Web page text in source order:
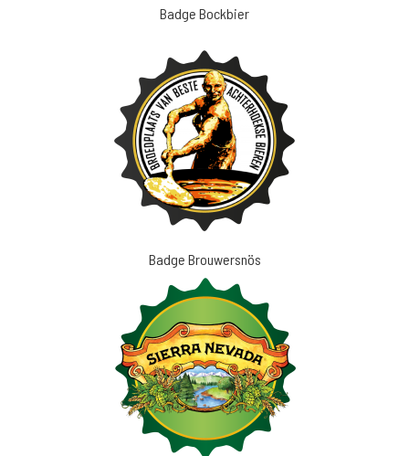
Badge Bockbier
Badge Brouwersnös